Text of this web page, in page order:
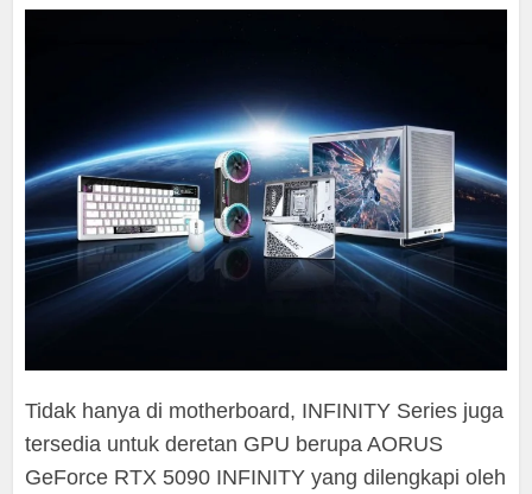
Tidak hanya di motherboard, INFINITY Series juga
tersedia untuk deretan GPU berupa AORUS
GeForce RTX 5090 INFINITY yang dilengkapi oleh